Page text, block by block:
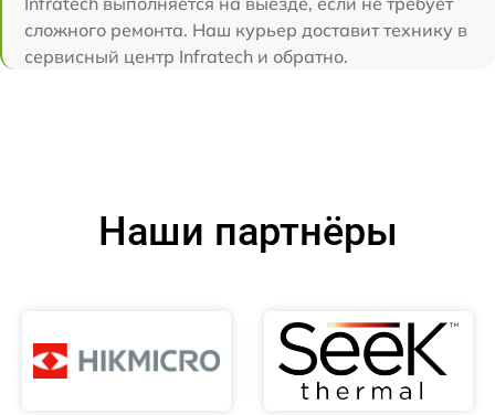
сложного ремонта. Наш курьер доставит технику в
сервисный центр Infratech и обратно.
Наши партнёры